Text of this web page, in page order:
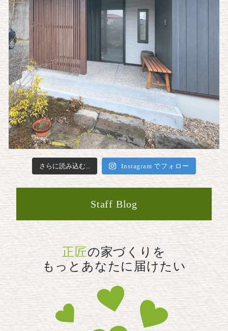
さらに読み込む... Instagram でフォロー
Staff Blog
正匠の家づくりを
もっとあなたに届けたい